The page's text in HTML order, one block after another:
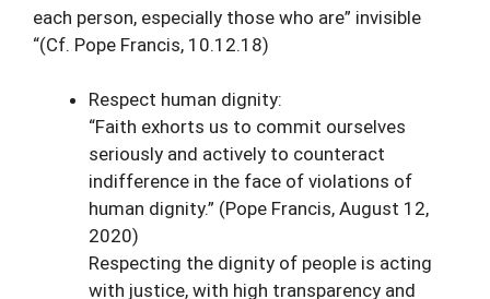
each person, especially those who are” invisible
“(Cf. Pope Francis, 10.12.18)
Respect human dignity:
“Faith exhorts us to commit ourselves
seriously and actively to counteract
indifference in the face of violations of
human dignity.” (Pope Francis, August 12,
2020)
Respecting the dignity of people is acting
with justice, with high transparency and